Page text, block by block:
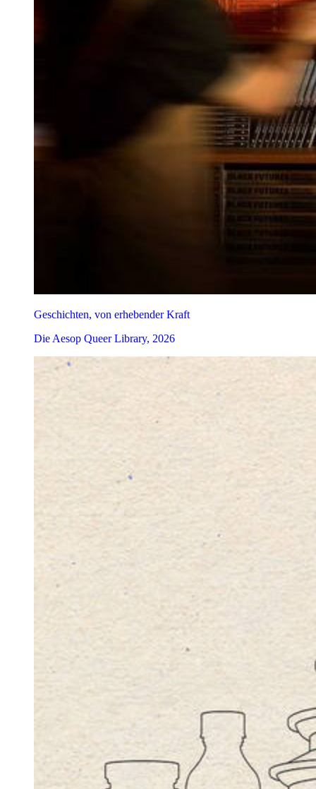
Geschichten, von erhebender Kraft
Die Aesop Queer Library, 2026